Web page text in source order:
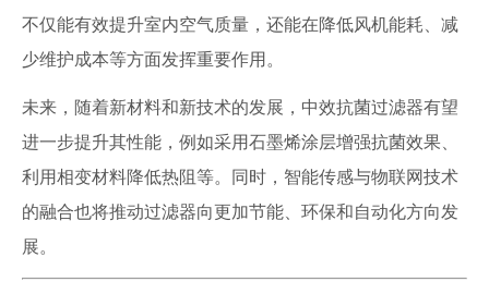
不仅能有效提升室内空气质量，还能在降低风机能耗、减
少维护成本等方面发挥重要作用。
未来，随着新材料和新技术的发展，中效抗菌过滤器有望
进一步提升其性能，例如采用石墨烯涂层增强抗菌效果、
利用相变材料降低热阻等。同时，智能传感与物联网技术
的融合也将推动过滤器向更加节能、环保和自动化方向发
展。